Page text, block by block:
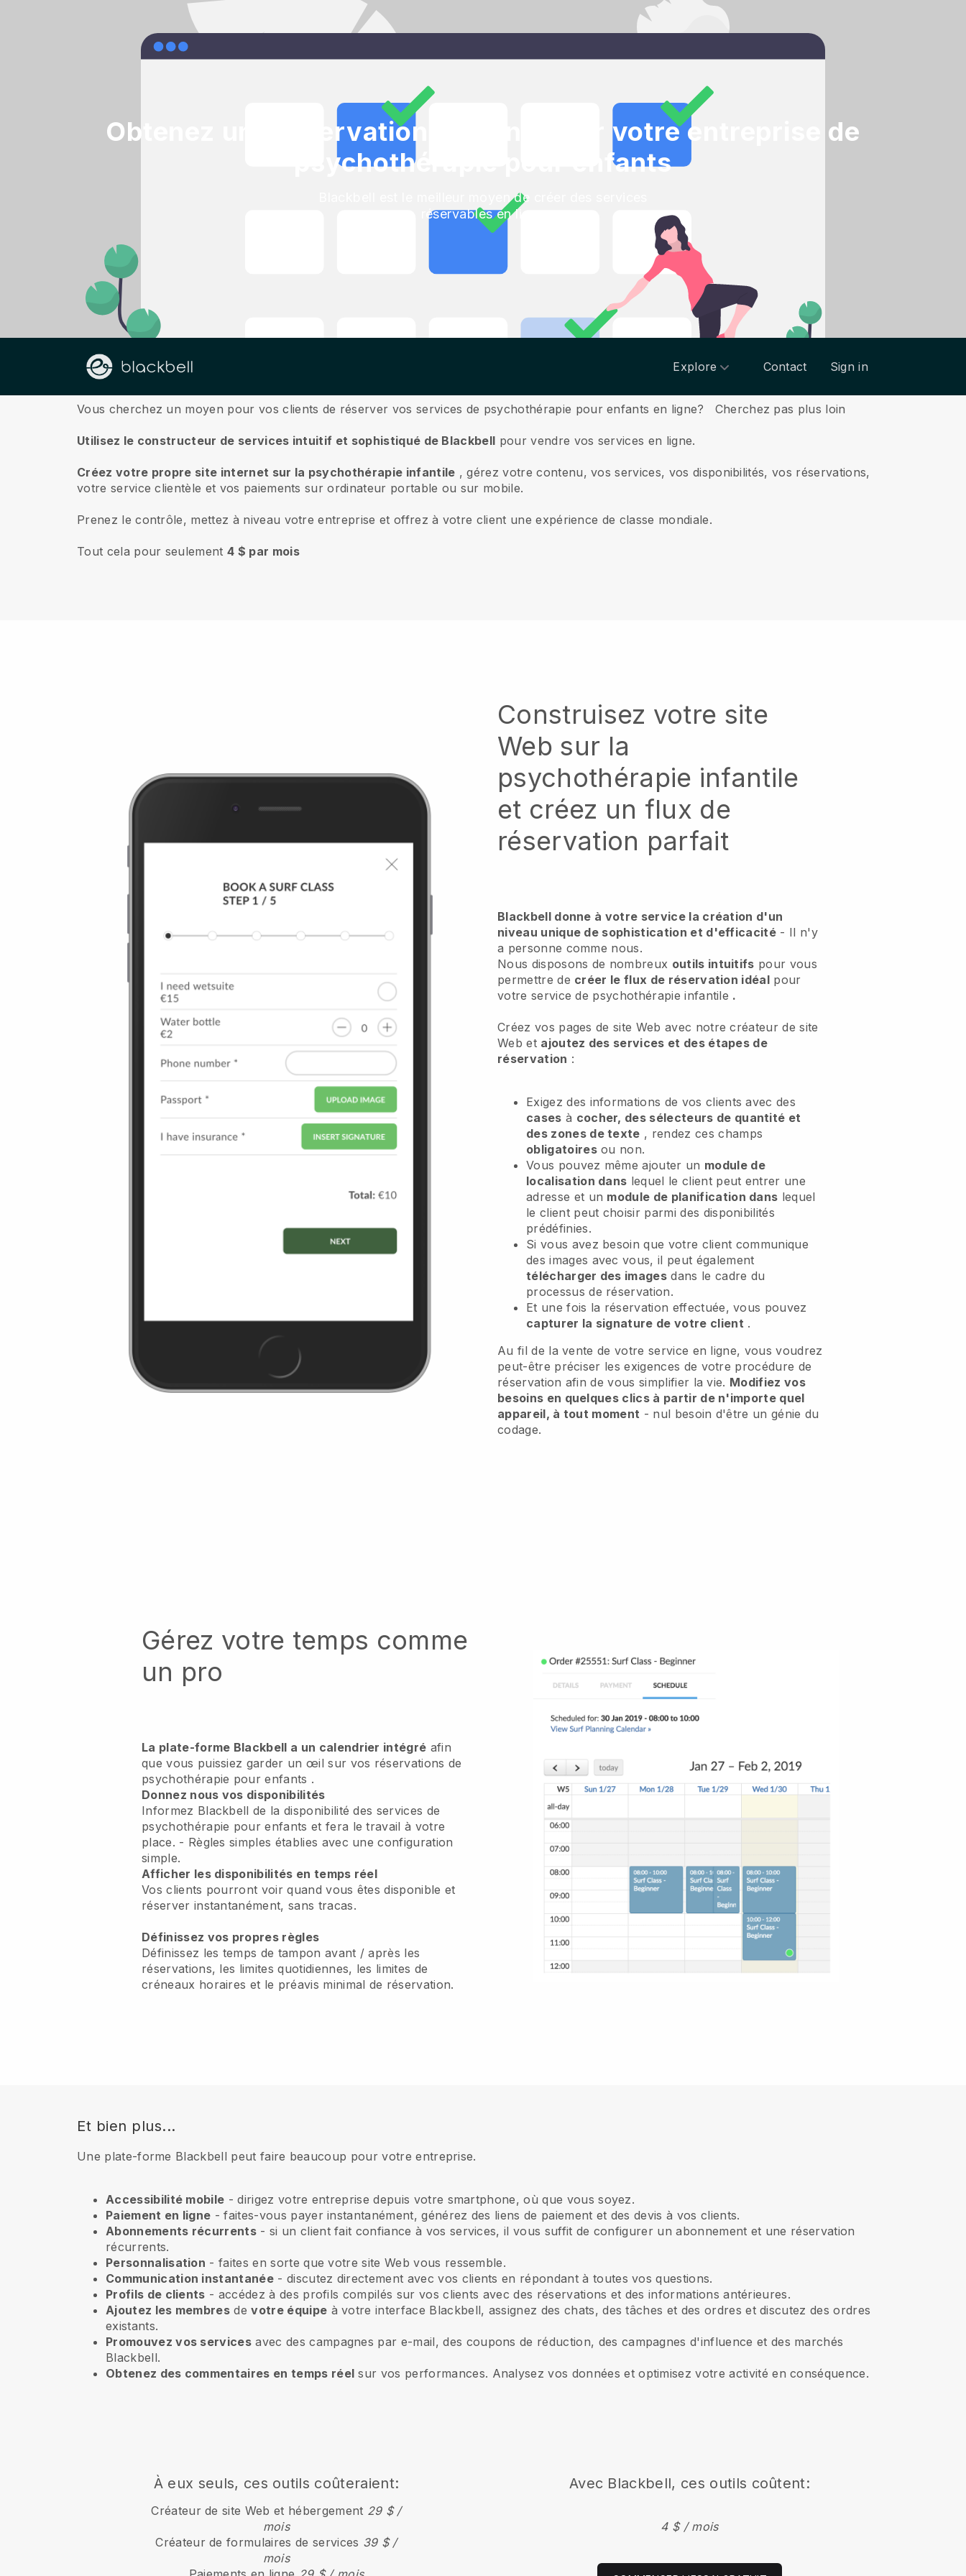
Obtenez une réservation en ligne pour votre entreprise de
psychothérapie pour enfants
Blackbell est le meilleur moyen de créer des services
réservables en ligne
Explore Contact Sign in
À propos de nous
Vous cherchez un moyen pour vos clients de réserver vos services de psychothérapie pour enfants en ligne? Cherchez pas plus loin
Utilisez le constructeur de services intuitif et sophistiqué de Blackbell pour vendre vos services en ligne.
Créez votre propre site internet sur la psychothérapie infantile , gérez votre contenu, vos services, vos disponibilités, vos réservations,
votre service clientèle et vos paiements sur ordinateur portable ou sur mobile.
Prenez le contrôle, mettez à niveau votre entreprise et offrez à votre client une expérience de classe mondiale.
Tout cela pour seulement 4 $ par mois
Construisez votre site
Web sur la
psychothérapie infantile
et créez un flux de
réservation parfait
Blackbell donne à votre service la création d'un
niveau unique de sophistication et d'efficacité - Il n'y
a personne comme nous.
Nous disposons de nombreux outils intuitifs pour vous
permettre de créer le flux de réservation idéal pour
votre service de psychothérapie infantile .
Créez vos pages de site Web avec notre créateur de site
Web et ajoutez des services et des étapes de
réservation :
Exigez des informations de vos clients avec des
cases à cocher, des sélecteurs de quantité et
des zones de texte , rendez ces champs
obligatoiresou non.
Vous pouvez même ajouter un module de
localisation dans lequel le client peut entrer une
adresse et un module de planification dans lequel
le client peut choisir parmi des disponibilités
prédéfinies.
Si vous avez besoin que votre client communique
des images avec vous, il peut également
télécharger des images dans le cadre du
processus de réservation.
Et une fois la réservation effectuée, vous pouvez
capturer la signature de votre client .
Au fil de la vente de votre service en ligne, vous voudrez
peut-être préciser les exigences de votre procédure de
réservation afin de vous simplifier la vie. Modifiez vos
besoins en quelques clics à partir de n'importe quel
appareil, à tout moment - nul besoin d'être un génie du
codage.
Gérez votre temps comme
un pro
La plate-forme Blackbell a un calendrier intégré afin
que vous puissiez garder un œil sur vos réservations de
psychothérapie pour enfants .
Donnez nous vos disponibilités
Informez Blackbell de la disponibilité des services de
psychothérapie pour enfants et fera le travail à votre
place. - Règles simples établies avec une configuration
simple.
Afficher les disponibilités en temps réel
Vos clients pourront voir quand vous êtes disponible et
réserver instantanément, sans tracas.
Définissez vos propres règles
Définissez les temps de tampon avant / après les
réservations, les limites quotidiennes, les limites de
créneaux horaires et le préavis minimal de réservation.
Et bien plus...
Une plate-forme Blackbell peut faire beaucoup pour votre entreprise.
Accessibilité mobile - dirigez votre entreprise depuis votre smartphone, où que vous soyez.
Paiement en ligne - faites-vous payer instantanément, générez des liens de paiement et des devis à vos clients.
Abonnements récurrents - si un client fait confiance à vos services, il vous suffit de configurer un abonnement et une réservation
récurrents.
Personnalisation - faites en sorte que votre site Web vous ressemble.
Communication instantanée - discutez directement avec vos clients en répondant à toutes vos questions.
Profils de clients - accédez à des profils compilés sur vos clients avec des réservations et des informations antérieures.
Ajoutez les membres devotre équipe à votre interface Blackbell, assignez des chats, des tâches et des ordres et discutez des ordres
existants.
Promouvez vos services avec des campagnes par e-mail, des coupons de réduction, des campagnes d'influence et des marchés
Blackbell.
Obtenez des commentaires en temps réel sur vos performances. Analysez vos données et optimisez votre activité en conséquence.
À eux seuls, ces outils coûteraient:
Créateur de site Web et hébergement 29 $ /
mois
Créateur de formulaires de services 39 $ /
mois
Avec Blackbell, ces outils coûtent:
4 $ / mois